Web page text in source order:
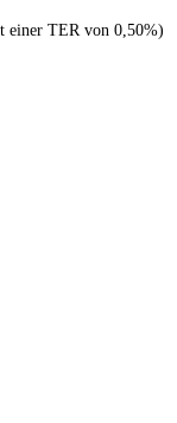
einer TER von 0,50%)